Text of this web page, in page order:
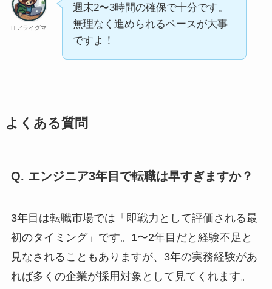
ITアライグマ
週末2〜3時間の確保で十分です。
無理なく進められるペースが大事
ですよ！
よくある質問
Q. エンジニア3年目で転職は早すぎますか？
3年目は転職市場では「即戦力として評価される最
初のタイミング」です。1〜2年目だと経験不足と
見なされることもありますが、3年の実務経験があ
れば多くの企業が採用対象として見てくれます。